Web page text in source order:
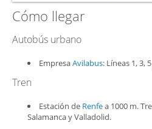
Cómo llegar
Autobús urbano
EmpresaAvilabus: Líneas 1, 3,
Tren
Estación de Renfea 1000 m.
Salamanca y Valladolid.